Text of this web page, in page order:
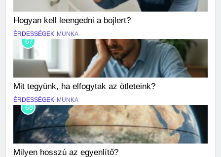
Hogyan kell leengedni a bojlert?
ÉRDESSÉGEK MUNKA
67
Mit tegyünk, ha elfogytak az ötleteink?
ÉRDESSÉGEK MUNKA
68
Milyen hosszú az egyenlítő?